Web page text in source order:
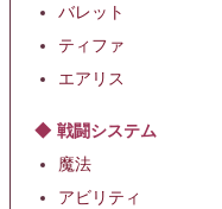
バレット
ティファ
エアリス
戦闘システム
魔法
アビリティ